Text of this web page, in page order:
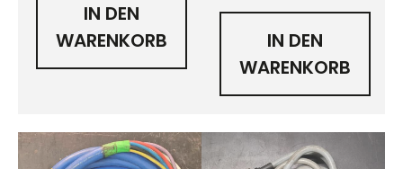
IN DEN
WARENKORB
IN DEN
WARENKORB